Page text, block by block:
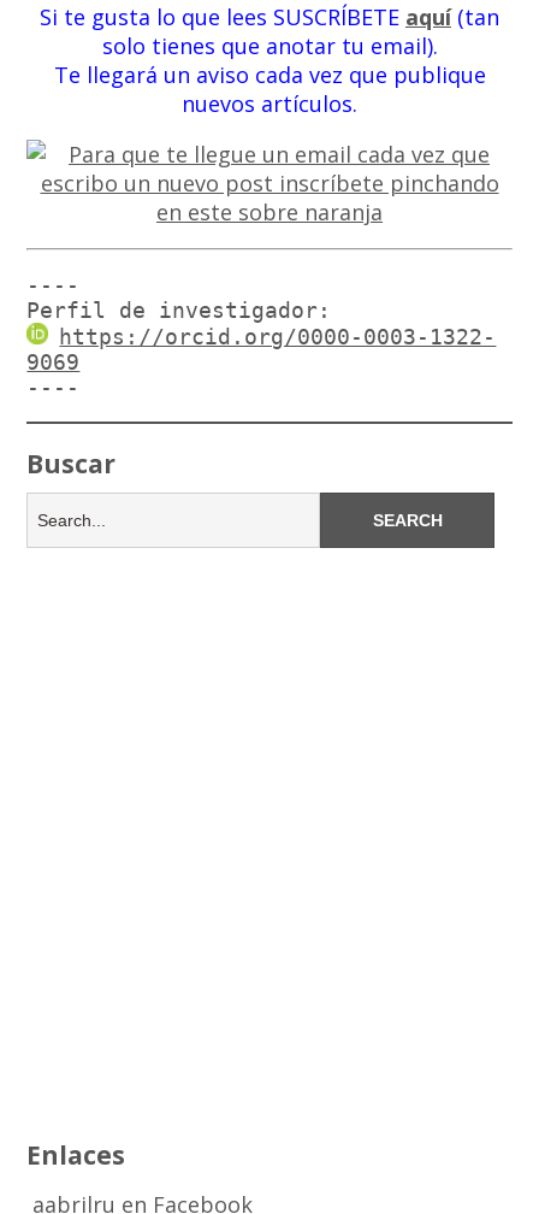
Si te gusta lo que lees SUSCRÍBETE aquí(tan
solo tienes que anotar tu email).
Te llegará un aviso cada vez que publique
nuevos artículos.
----
Perfil de investigador:
https://orcid.org/0000-0003-1322-
9069
----
Buscar
Enlaces
aabrilru en Facebook